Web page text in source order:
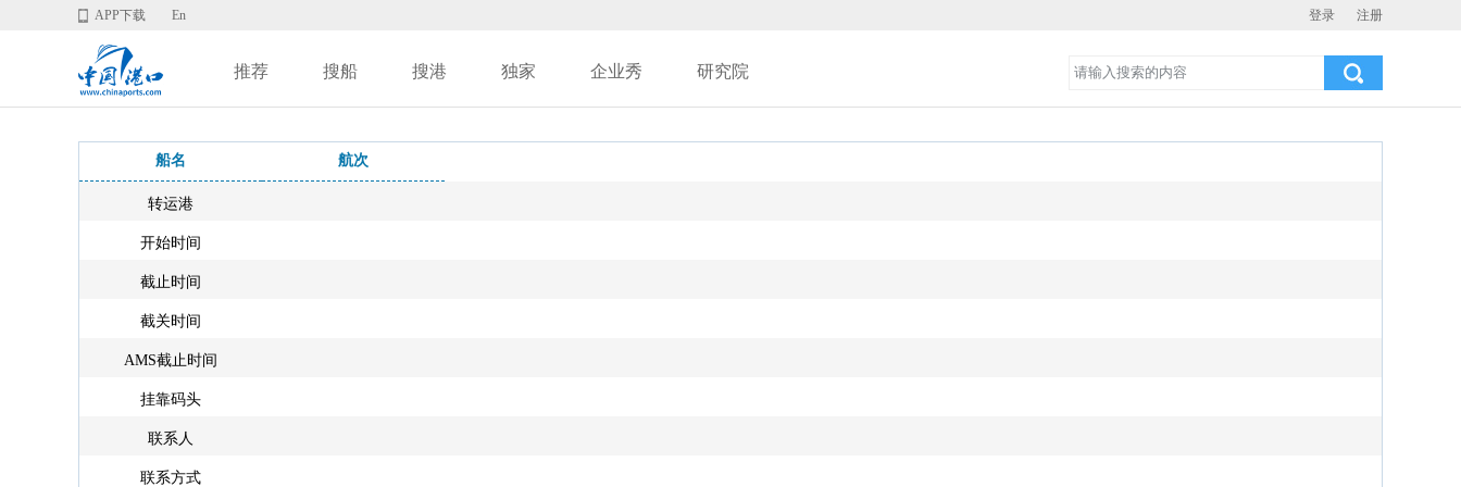
登录 注册
APP下载 En
推荐 搜船 搜港 独家 企业秀 研究院
船名 航次
转运港
开始时间
截止时间
截关时间
AMS截止时间
挂靠码头
联系人
联系方式